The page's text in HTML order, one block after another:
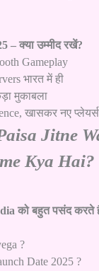
– क्या उम्मीद रखें?
Gameplay
भारत में ही
मुकाबला
खासकर नए
Jitne
Kya Hai?
को बहुत पसंद करते
?
Date 2025 ?